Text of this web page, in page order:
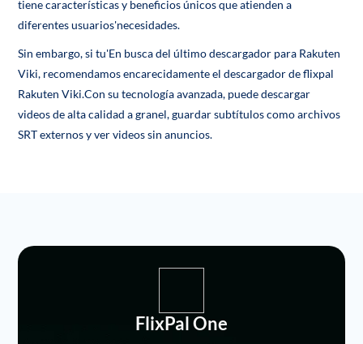
tiene características y beneficios únicos que atienden a
diferentes usuarios'necesidades.
Sin embargo, si tu'En busca del último descargador para Rakuten
Viki, recomendamos encarecidamente el descargador de flixpal
Rakuten Viki.Con su tecnología avanzada, puede descargar
videos de alta calidad a granel, guardar subtítulos como archivos
SRT externos y ver videos sin anuncios.
FlixPal One